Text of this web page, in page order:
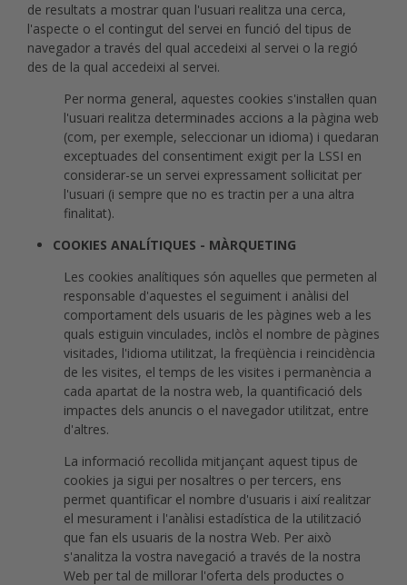
de resultats a mostrar quan l'usuari realitza una cerca,
l'aspecte o el contingut del servei en funció del tipus de
navegador a través del qual accedeixi al servei o la regió
des de la qual accedeixi al servei.
Per norma general, aquestes cookies s'instal·len quan
l'usuari realitza determinades accions a la pàgina web
(com, per exemple, seleccionar un idioma) i quedaran
exceptuades del consentiment exigit per la LSSI en
considerar-se un servei expressament sol·licitat per
l'usuari (i sempre que no es tractin per a una altra
finalitat).
COOKIES ANALÍTIQUES - MÀRQUETING
Les cookies analítiques són aquelles que permeten al
responsable d'aquestes el seguiment i anàlisi del
comportament dels usuaris de les pàgines web a les
quals estiguin vinculades, inclòs el nombre de pàgines
visitades, l'idioma utilitzat, la freqüència i reincidència
de les visites, el temps de les visites i permanència a
cada apartat de la nostra web, la quantificació dels
impactes dels anuncis o el navegador utilitzat, entre
d'altres.
La informació recollida mitjançant aquest tipus de
cookies ja sigui per nosaltres o per tercers, ens
permet quantificar el nombre d'usuaris i així realitzar
el mesurament i l'anàlisi estadística de la utilització
que fan els usuaris de la nostra Web. Per això
s'analitza la vostra navegació a través de la nostra
Web per tal de millorar l'oferta dels productes o